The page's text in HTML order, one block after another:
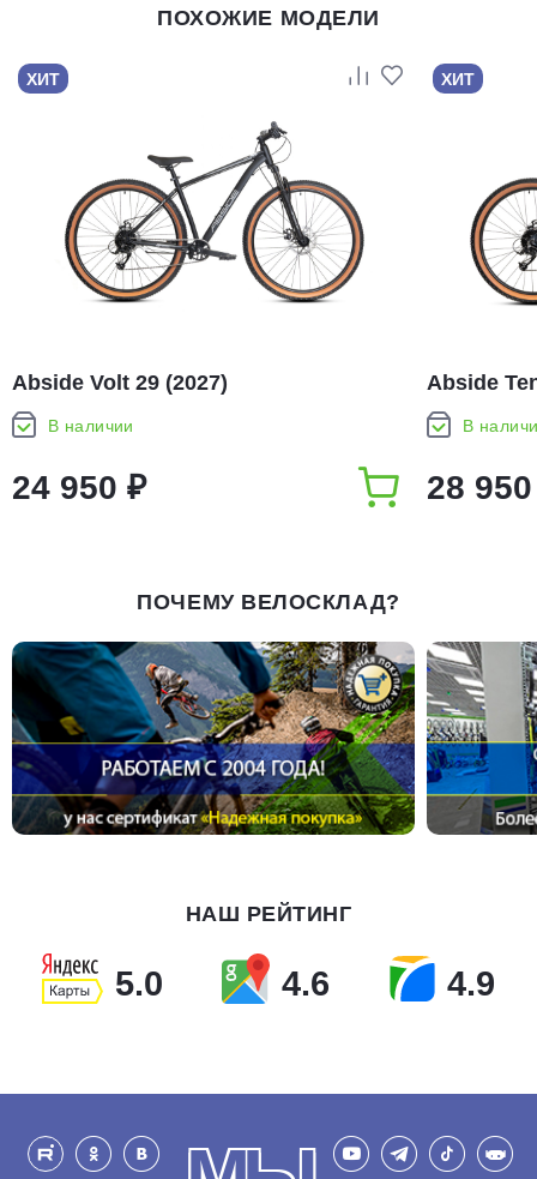
ПОХОЖИЕ МОДЕЛИ
ХИТ
Abside Volt 29 (2027)
В наличии
24 950 ₽
ХИТ
Abside
В
28
ПОЧЕМУ ВЕЛОСКЛАД?
НАШ РЕЙТИНГ
5.0 4.6 4.9